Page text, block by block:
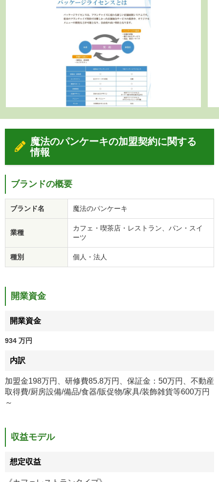
魔法のパンケーキの加盟契約に関する
情報
ブランドの概要
ブランド名 魔法のパンケーキ
業種
カフェ・喫茶店・レストラン、パン・スイ
ーツ
種別 個人・法人
開業資金
開業資金
934 万円
内訳
加盟金198万円、研修費85.8万円、保証金：50万円、不動産
取得費/厨房設備/備品/食器/販促物/家具/装飾雑貨等600万円
～
収益モデル
想定収益